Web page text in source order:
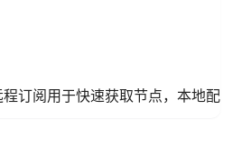
订阅用于快速获取节点，本地配